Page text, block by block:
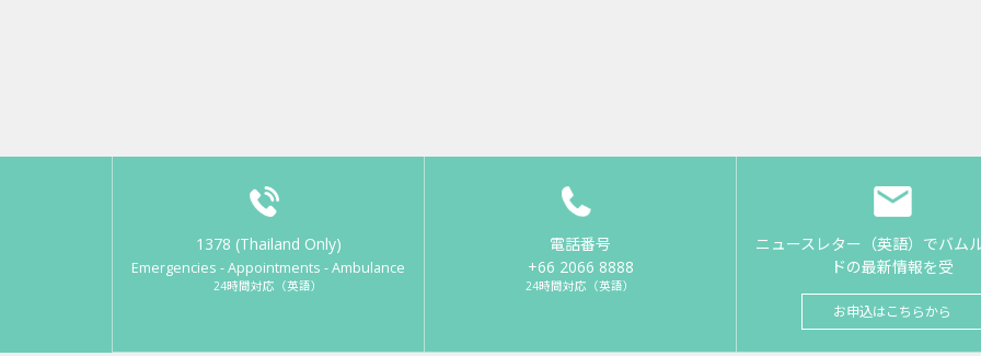
1378 (Thailand Only)
Emergencies - Appointments - Ambulance
24時間対応（英語）
電話番号
+66 2066 8888
24時間対応（英語）
ニュースレター（英語）でバム
ドの最新情報を受
お申込はこちらから